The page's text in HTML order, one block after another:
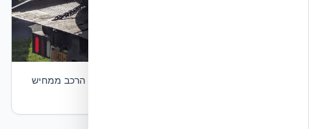
תמונה 5 — הרכב המעורב לאחר פינוי. עיוות חזית הרכב ממחיש